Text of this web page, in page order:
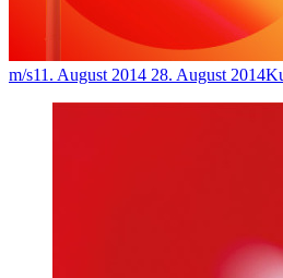
m/s11. August 2014 28. August 2014